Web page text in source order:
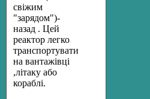
свіжим
"зарядом")-
назад . Цей
реактор легко
транспортувати
на вантажівці
,літаку або
кораблі.